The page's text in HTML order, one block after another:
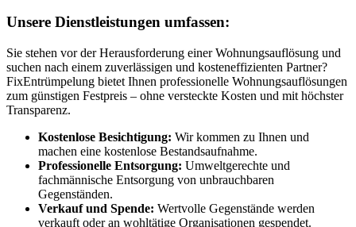
Unsere Dienstleistungen umfassen:
Sie stehen vor der Herausforderung einer Wohnungsauflösung und
suchen nach einem zuverlässigen und kosteneffizienten Partner?
FixEntrümpelung bietet Ihnen professionelle Wohnungsauflösungen
zum günstigen Festpreis – ohne versteckte Kosten und mit höchster
Transparenz.
Kostenlose Besichtigung: Wir kommen zu Ihnen und
machen eine kostenlose Bestandsaufnahme.
Professionelle Entsorgung: Umweltgerechte und
fachmännische Entsorgung von unbrauchbaren
Gegenständen.
Verkauf und Spende: Wertvolle Gegenstände werden
verkauft oder an wohltätige Organisationen gespendet.